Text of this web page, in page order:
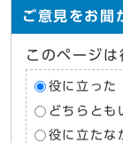
ご意見をお聞
このページは
役に立った
どちらとも
役に立たな